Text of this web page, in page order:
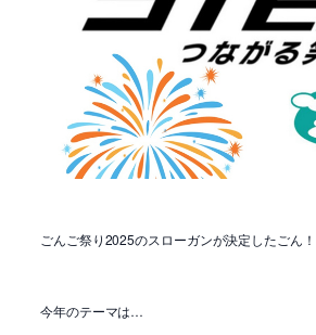
ごんご祭り2025のスローガンが決定したごん！
今年のテーマは…